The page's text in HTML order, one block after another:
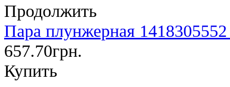
Продолжить
Пара плунжерная
657.70грн.
Купить